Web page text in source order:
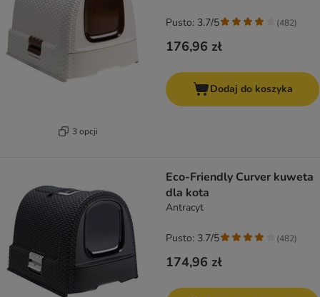
3 opcji
176,96 zł
Pusto: 3.7/5 (482)
Dodaj do koszyka
Eco-Friendly Curver kuweta
dla kota
Antracyt
174,96 zł
Pusto: 3.7/5 (482)